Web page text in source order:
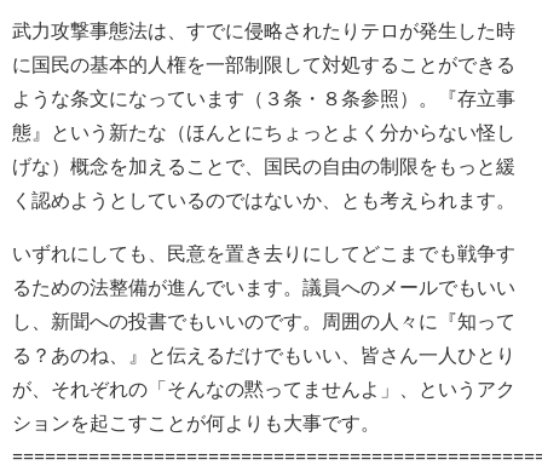
武力攻撃事態法は、すでに侵略されたりテロが発生した時
に国民の基本的人権を一部制限して対処することができる
ような条文になっています（３条・８条参照）。『存立事
態』という新たな（ほんとにちょっとよく分からない怪し
げな）概念を加えることで、国民の自由の制限をもっと緩
く認めようとしているのではないか、とも考えられます。
いずれにしても、民意を置き去りにしてどこまでも戦争す
るための法整備が進んでいます。議員へのメールでもいい
し、新聞への投書でもいいのです。周囲の人々に『知って
る？あのね、』と伝えるだけでもいい、皆さん一人ひとり
が、それぞれの「そんなの黙ってませんよ」、というアク
ションを起こすことが何よりも大事です。